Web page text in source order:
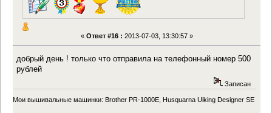
« Ответ #16 : 2013-07-03, 13:30:57 »
добрый день ! только что отправила на телефонный номер 500
рублей
Записан
Мои вышивальные машинки: Brother PR-1000Е, Husquarna Uiking Designer SE